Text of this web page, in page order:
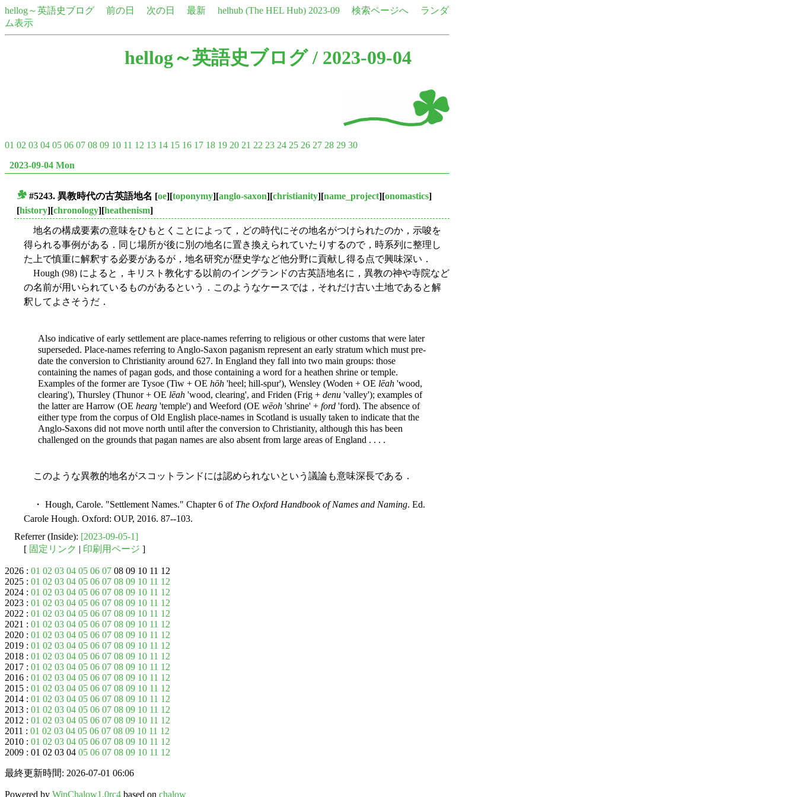
hellog～英語史ブログ 前の日 次の日 最新 helhub (The HEL Hub) 2023-09 検索ページへ
ランダ
ム表示
hellog～英語史ブログ/ 2023-09-04
01 02 03 04 05 06 07 08 09 10 11 12 13 14 15 16 17 18 19 20 21 22 23 24 25 26 27 28 29 30
2023-09-04 Mon
#5243. 異教時代の古英語地名 [oe][toponymy][anglo-saxon][christianity][name_project][onomastics]
[history][chronology][heathenism]
地名の構成要素の意味をひもとくことによって，どの時代にその地名がつけられたのか，示唆を
得られる事例がある．同じ場所が後に別の地名に置き換えられていたりするので，時系列に整理し
た上で慎重に解釈する必要があるが，地名研究が歴史学など他分野に貢献し得る点で興味深い．
Hough (98) によると，キリスト教化する以前のイングランドの古英語地名に，異教の神や寺院など
の名前が用いられているものがあるという．このようなケースでは，それだけ古い土地であると解
釈してよさそうだ．
Also indicative of early settlement are place-names referring to religious or other customs that were later
superseded. Place-names referring to Anglo-Saxon paganism represent an early stratum which must pre-
date the conversion to Christianity around 627. In England they fall into two main groups: those
containing the names of pagan gods, and those containing a word for a heathen shrine or temple.
Examples of the former are Tysoe (Tiw + OE hōh 'heel; hill-spur'), Wensley (Woden + OE lēah 'wood,
clearing'), Thursley (Thunor + OE lēah 'wood, clearing', and Friden (Frig + denu 'valley'); examples of
the latter are Harrow (OE hearg 'temple') and Weeford (OE wēoh 'shrine' + ford 'ford). The absence of
either type from the corpus of Old English place-names in Scotland is usually taken to indicate that the
Anglo-Saxons did not move north until after the conversion to Christianity, although this has been
challenged on the grounds that pagan names are also absent from large areas of England . . . .
このような異教的地名がスコットランドには認められないという議論も意味深長である．
・ Hough, Carole. "Settlement Names." Chapter 6 of The Oxford Handbook of Names and Naming. Ed.
Carole Hough. Oxford: OUP, 2016. 87--103.
Referrer (Inside): [2023-09-05-1]
[ 固定リンク | 印刷用ページ ]
2026 : 01 02 03 04 05 06 07 08 09 10 11 12
2025 : 01 02 03 04 05 06 07 08 09 10 11 12
2024 : 01 02 03 04 05 06 07 08 09 10 11 12
2023 : 01 02 03 04 05 06 07 08 09 10 11 12
2022 : 01 02 03 04 05 06 07 08 09 10 11 12
2021 : 01 02 03 04 05 06 07 08 09 10 11 12
2020 : 01 02 03 04 05 06 07 08 09 10 11 12
2019 : 01 02 03 04 05 06 07 08 09 10 11 12
2018 : 01 02 03 04 05 06 07 08 09 10 11 12
2017 : 01 02 03 04 05 06 07 08 09 10 11 12
2016 : 01 02 03 04 05 06 07 08 09 10 11 12
2015 : 01 02 03 04 05 06 07 08 09 10 11 12
2014 : 01 02 03 04 05 06 07 08 09 10 11 12
2013 : 01 02 03 04 05 06 07 08 09 10 11 12
2012 : 01 02 03 04 05 06 07 08 09 10 11 12
2011 : 01 02 03 04 05 06 07 08 09 10 11 12
2010 : 01 02 03 04 05 06 07 08 09 10 11 12
2009 : 01 02 03 04 05 06 07 08 09 10 11 12
最終更新時間: 2026-07-01 06:06
Powered by WinChalow1.0rc4 based on chalow